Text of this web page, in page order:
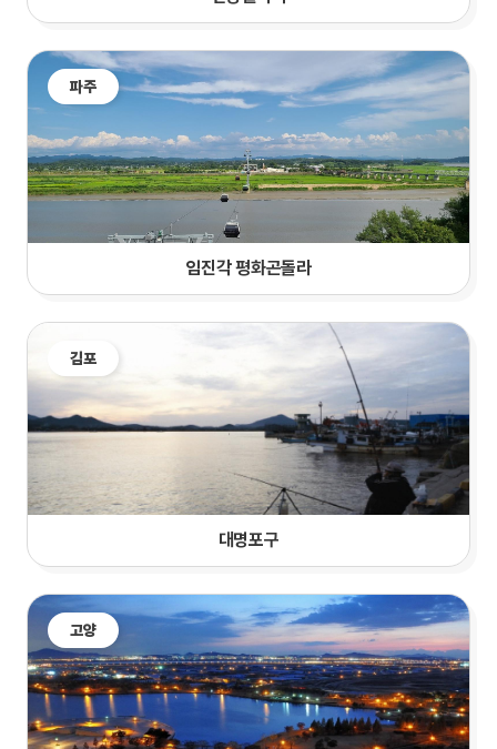
파주
임진각 평화곤돌라
김포
대명포구
고양